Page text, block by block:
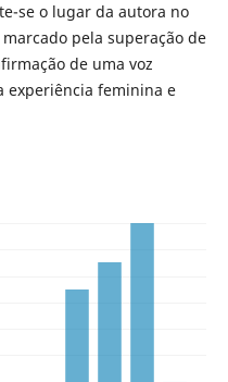
se o lugar da autora no
pela superação de
de uma voz
experiência feminina e